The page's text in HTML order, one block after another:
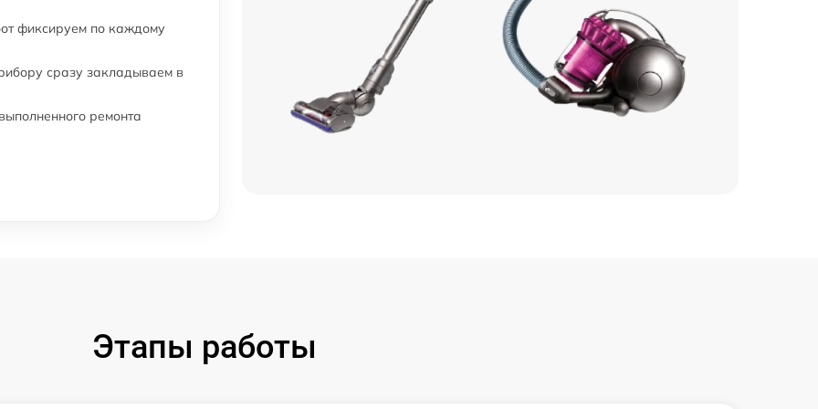
200 р
200 р
от 60 мин
фиксируем по каждому
сразу закладываем в
ремонта
Этапы работы